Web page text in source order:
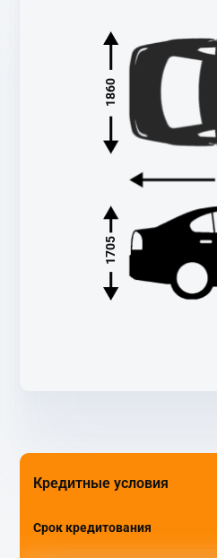
1860
1705
Кредитные условия
Срок кредитования